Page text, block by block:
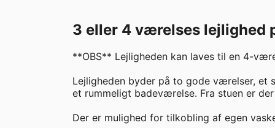
3 eller 4 værelses lejlighed
**OBS** Lejligheden kan laves til en 4-
Lejligheden byder på to gode værelser, et
et rummeligt badeværelse. Fra stuen er
Der er mulighed for tilkobling af egen